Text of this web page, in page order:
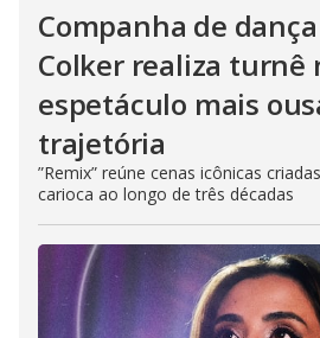
Companha de
Colker realiza turnê
espetáculo mais
trajetória
”Remix” reúne cenas icônicas
carioca ao longo de três décadas